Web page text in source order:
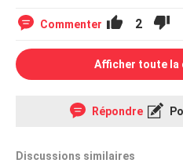
Commenter 2
Afficher toute la
Répondre
Discussions similaires